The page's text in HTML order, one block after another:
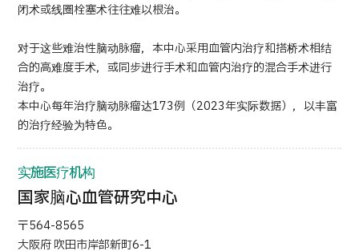
运营公司
个人信息保护政策
公司指南与政策
日语 英语
闭术或线圈栓塞术往往难以根治。
对于这些难治性脑动脉瘤，本中心采用血管内治疗和搭桥术相结
合的高难度手术，或同步进行手术和血管内治疗的混合手术进行
治疗。
本中心每年治疗脑动脉瘤达173例（2023年实际数据），以丰富
的治疗经验为特色。
实施医疗机构
国家脑心血管研究中心
〒564-8565
大阪府 吹田市岸部新町6-1